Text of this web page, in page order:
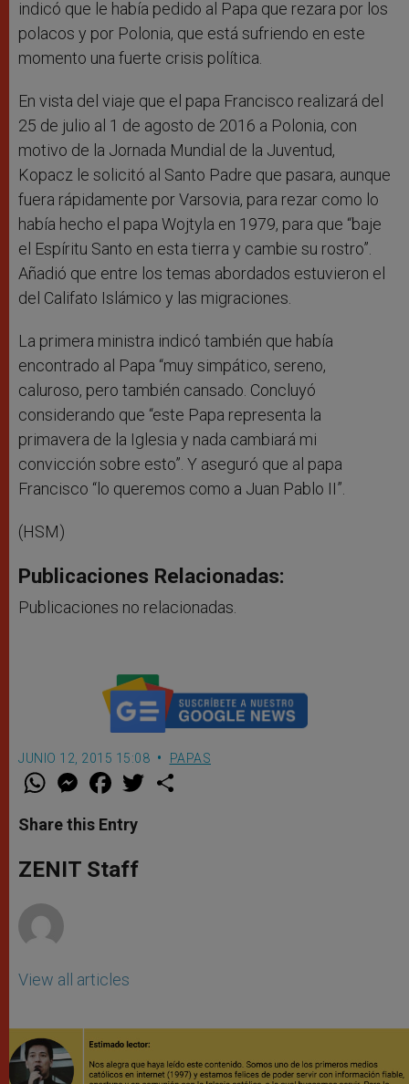
indicó que le había pedido al Papa que rezara por los
polacos y por Polonia, que está sufriendo en este
momento una fuerte crisis política.
En vista del viaje que el papa Francisco realizará del
25 de julio al 1 de agosto de 2016 a Polonia, con
motivo de la Jornada Mundial de la Juventud,
Kopacz le solicitó al Santo Padre que pasara, aunque
fuera rápidamente por Varsovia, para rezar como lo
había hecho el papa Wojtyla en 1979, para que “baje
el Espíritu Santo en esta tierra y cambie su rostro”.
Añadió que entre los temas abordados estuvieron el
del Califato Islámico y las migraciones.
La primera ministra indicó también que había
encontrado al Papa “muy simpático, sereno,
caluroso, pero también cansado. Concluyó
considerando que “este Papa representa la
primavera de la Iglesia y nada cambiará mi
convicción sobre esto”. Y aseguró que al papa
Francisco “lo queremos como a Juan Pablo II”.
(HSM)
Publicaciones Relacionadas:
Publicaciones no relacionadas.
JUNIO 12, 2015 15:08 PAPAS
W
t
s
p
p
M
e
s
e
g
e
F
a
e
b
o
k
w
Share this Entry
ZENIT Staff
View all articles